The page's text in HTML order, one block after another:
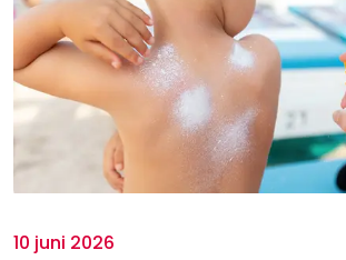
10 juni 2026